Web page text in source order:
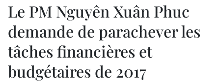
Le PM Nguyên Xuân Phuc
demande de parachever les
tâches financières et
budgétaires de 2017